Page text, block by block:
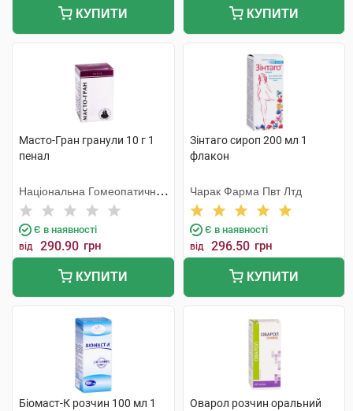
КУПИТИ КУПИТИ
Масто-Гран гранули 10 г 1
пенал
Національна Гомеопатична
Спілка
Є в наявності
від 290.90 грн
КУПИТИ
Зінтаго сироп 200 мл 1
флакон
Чарак Фарма Пвт Лтд
Є в наявності
від 296.50 грн
КУПИТИ
Біомаст-К розчин 100 мл 1
Оварол розчин оральний